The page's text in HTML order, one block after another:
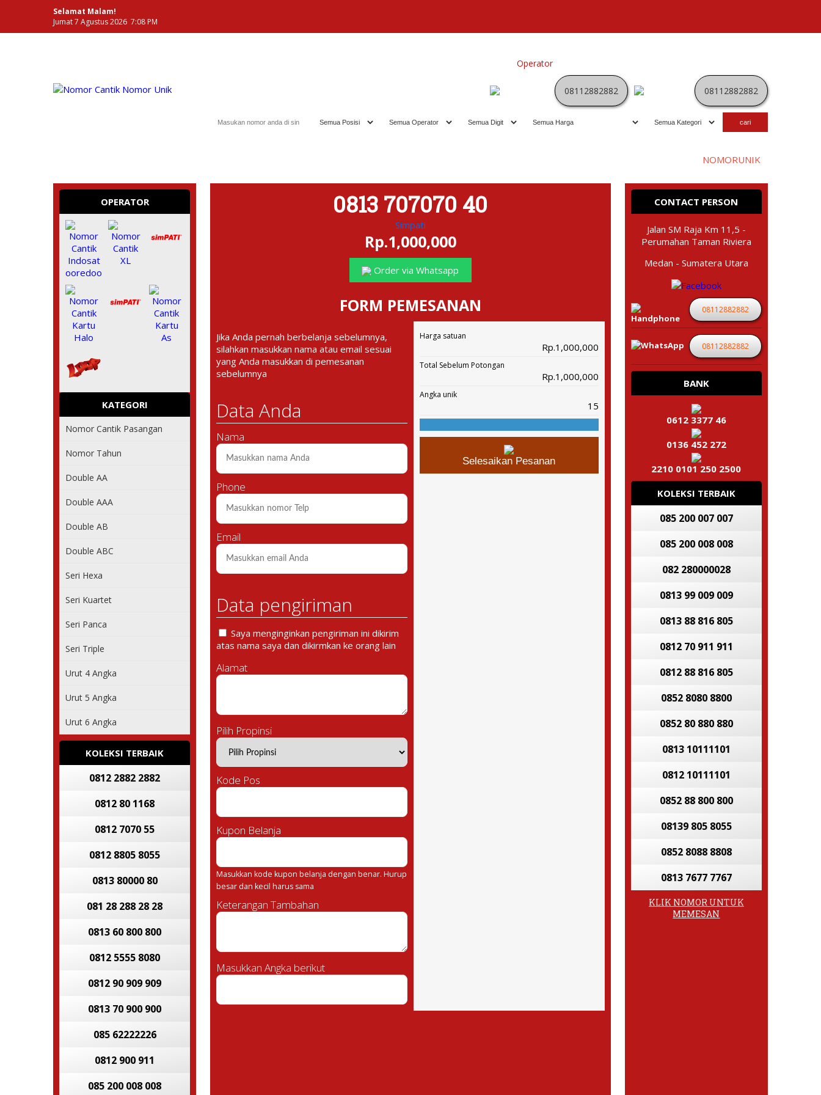
Selamat Malam!
Jumat 7 Agustus 2026 7:08 PM
Operator
08112882882 08112882882
NOMORUNIK- nomor
OPERATOR
KATEGORI
Nomor Cantik Pasangan
Nomor Tahun
Double AA
Double AAA
Double AB
Double ABC
Seri Hexa
Seri Kuartet
Seri Panca
Seri Triple
Urut 4 Angka
Urut 5 Angka
Urut 6 Angka
KOLEKSI TERBAIK
0812 2882 2882
0812 80 1168
0812 7070 55
0812 8805 8055
0813 80000 80
081 28 288 28 28
0813 60 800 800
0812 5555 8080
0812 90 909 909
0813 70 900 900
085 62222226
0812 900 911
085 200 008 008
0813 707070 40
Simpati
Rp.1,000,000
Order via Whatsapp
FORM PEMESANAN
Jika Anda pernah berbelanja sebelumnya,
silahkan masukkan nama atau email sesuai
yang Anda masukkan di pemesanan
sebelumnya
Data Anda
Nama
Phone
Email
Data pengiriman
Saya menginginkan pengiriman ini dikirim
atas nama saya dan dikirmkan ke orang lain
Alamat
Pilih Propinsi
Kode Pos
Kupon Belanja
Masukkan kode kupon belanja dengan benar. Hurup
besar dan kecil harus sama
Keterangan Tambahan
Masukkan Angka berikut
Harga satuan
Rp.1,000,000
Total Sebelum Potongan
Rp.1,000,000
Angka unik
15
Selesaikan Pesanan
CONTACT PERSON
Jalan SM Raja Km 11,5 -
Perumahan Taman Riviera
Medan - Sumatera Utara
08112882882
08112882882
BANK
0612 3377 46
0136 452 272
2210 0101 250 2500
KOLEKSI TERBAIK
085 200 007 007
085 200 008 008
082 280000028
0813 99 009 009
0813 88 816 805
0812 70 911 911
0812 88 816 805
0852 8080 8800
0852 80 880 880
0813 10111101
0812 10111101
0852 88 800 800
08139 805 8055
0852 8088 8808
0813 7677 7767
KLIK NOMOR UNTUK
MEMESAN